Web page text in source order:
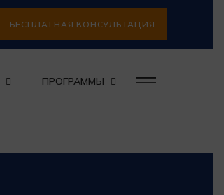
БЕСПЛАТНАЯ КОНСУЛЬТАЦИЯ
ПРОГРАММЫ